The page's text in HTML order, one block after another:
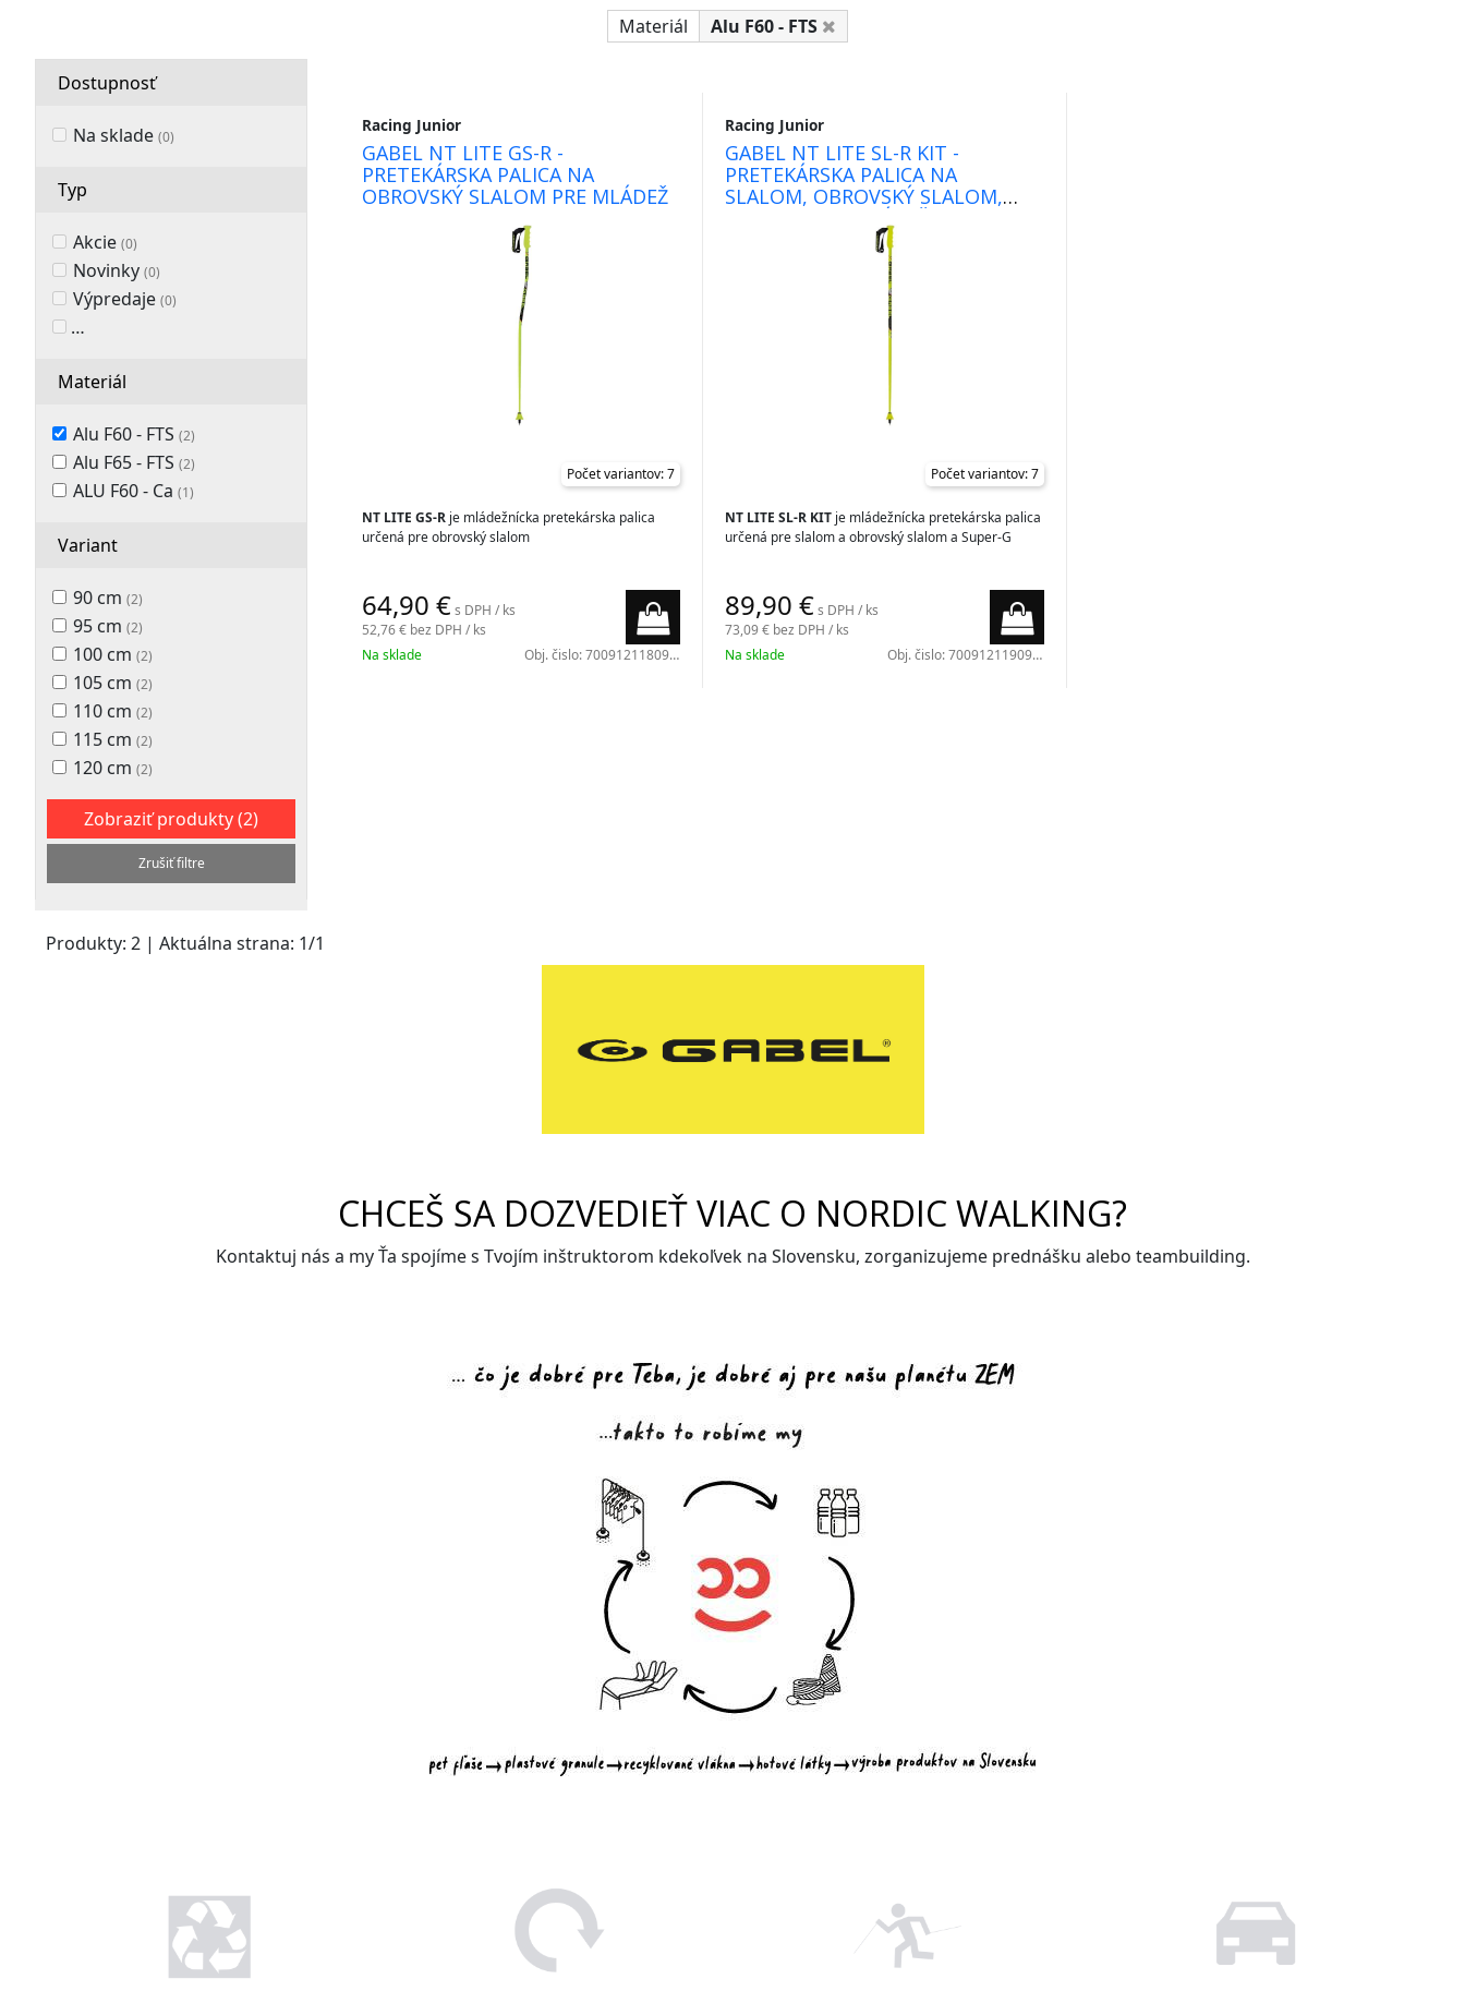
recyklované
ponožky,
čelenky,
multifunkčné
šatky,
topánky,
palice
doplnky.
Materiál Alu F60 - FTS
Dostupnosť
Na sklade (0)
Typ
Akcie (0)
Novinky (0)
Výpredaje (0)
OBĽÚBENÉ PRODUKTY
Materiál
Alu F60 - FTS (2)
Alu F65 - FTS (2)
ALU F60 - Ca (1)
Variant
90 cm (2)
95 cm (2)
100 cm (2)
105 cm (2)
110 cm (2)
115 cm (2)
120 cm (2)
Zobraziť produkty(2)
Zrušiť filtre
Racing Junior
GABEL NT LITE GS-R -
PRETEKÁRSKA PALICA NA
OBROVSKÝ SLALOM PRE MLÁDEŽ
Počet variantov: 7
NT LITE GS-R je mládežnícka pretekárska palica
určená pre obrovský slalom
64,90 €s DPH / ks
52,76 € bez DPH / ks
Na sklade
Obj. čislo:7009121180900
Racing Junior
GABEL NT LITE SL-R KIT -
PRETEKÁRSKA PALICA NA
SLALOM, OBROVSKÝ SLALOM,
SUPER-G PRE MLÁDEŽ
Počet variantov: 7
NT LITE SL-R KIT je mládežnícka pretekárska palica
určená pre slalom a obrovský slalom a Super-G
89,90 €s DPH / ks
73,09 € bez DPH / ks
Na sklade
Obj. čislo:7009121190900
Produkty: 2 | Aktuálna strana: 1/1
CHCEŠ SA DOZVEDIEŤ VIAC O NORDIC WALKING?
Kontaktuj nás a my Ťa spojíme s Tvojím inštruktorom kdekoľvek na Slovensku, zorganizujeme prednášku alebo teambuilding.